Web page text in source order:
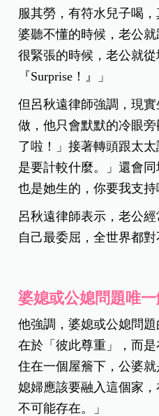
服其勞，有符水兒子喝
婆聽不懂的時候，老公
很緊張的時候，老公就從
『Surprise！』」
但呂秋遠律師強調，現
做，他只會默默的冷眼
了啦！」接著轉頭跟太
是要計較什麼。」還會
也是她生的，你要我支持
呂秋遠律師表示，老公
自己最委屈，全世界都對
婆媳或公媳問題唯
他強調，婆媳或公媳問
在於「彼此尊重」，而
住在一個屋簷下，公婆就
媳婦應該要融入這個家
不可能存在。」